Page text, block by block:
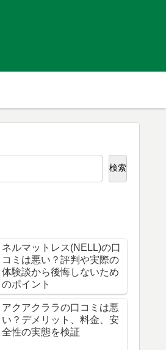
検索
ネルマットレス(NELL)の口
コミは悪い？評判や実際の
体験談から後悔しないため
のポイント
アクアクララの口コミは悪
い？デメリット、料金、安
全性の実態を検証